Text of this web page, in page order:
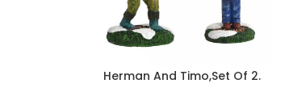
Herman And Timo,Set Of 2.